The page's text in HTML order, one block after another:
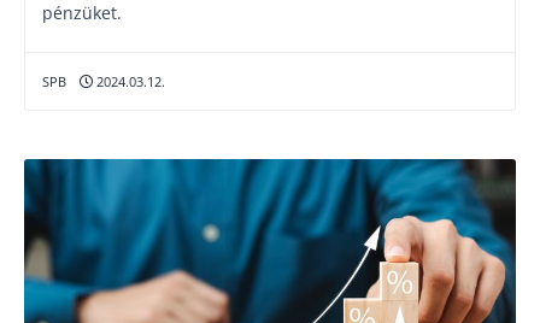
pénzüket.
SPB 2024.03.12.